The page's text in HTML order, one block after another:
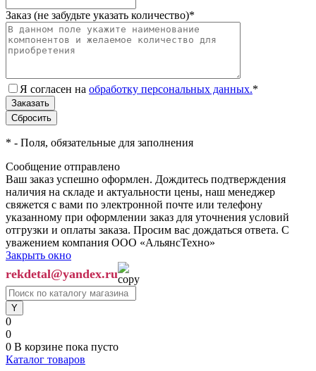
Заказ (не забудьте указать количество)*
Я согласен на обработку персональных данных.*
* - Поля, обязательные для заполнения
Сообщение отправлено
Ваш заказ успешно оформлен. Дождитесь подтверждения
наличия на складе и актуальности цены, наш менеджер
свяжется с вами по электронной почте или телефону
указанному при оформлении заказ для уточнения условий
отгрузки и оплаты заказа. Просим вас дождаться ответа. С
уважением компания ООО «АльянсТехно»
Закрыть окно
rekdetal@yandex.ru
0
0
0 В корзине пока пусто
Каталог товаров